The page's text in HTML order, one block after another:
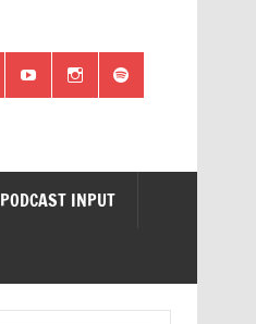
PODCAST INPUT